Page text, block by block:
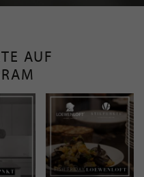
AUF